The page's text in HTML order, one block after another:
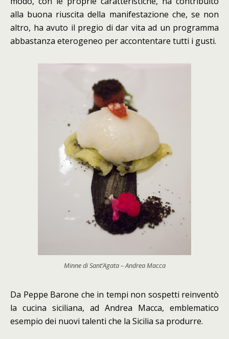
alla buona riuscita della manifestazione che, se non
altro, ha avuto il pregio di dar vita ad un programma
abbastanza eterogeneo per accontentare tutti i gusti.
Minne di Sant’Agata – Andrea Macca
Da Peppe Barone che in tempi non sospetti reinventò
la cucina siciliana, ad Andrea Macca, emblematico
esempio dei nuovi talenti che la Sicilia sa produrre.